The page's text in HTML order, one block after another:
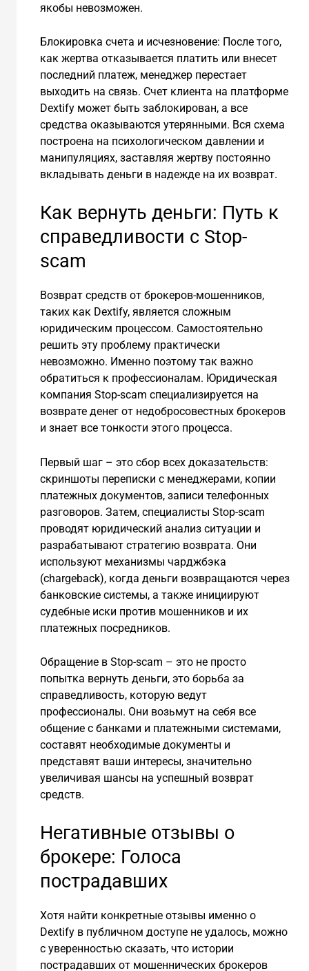
якобы невозможен.
Блокировка счета и исчезновение: После того,
как жертва отказывается платить или внесет
последний платеж, менеджер перестает
выходить на связь. Счет клиента на платформе
Dextify может быть заблокирован, а все
средства оказываются утерянными. Вся схема
построена на психологическом давлении и
манипуляциях, заставляя жертву постоянно
вкладывать деньги в надежде на их возврат.
Как вернуть деньги: Путь к
справедливости с Stop-
scam
Возврат средств от брокеров-мошенников,
таких как Dextify, является сложным
юридическим процессом. Самостоятельно
решить эту проблему практически
невозможно. Именно поэтому так важно
обратиться к профессионалам. Юридическая
компания Stop-scam специализируется на
возврате денег от недобросовестных брокеров
и знает все тонкости этого процесса.
Первый шаг – это сбор всех доказательств:
скриншоты переписки с менеджерами, копии
платежных документов, записи телефонных
разговоров. Затем, специалисты Stop-scam
проводят юридический анализ ситуации и
разрабатывают стратегию возврата. Они
используют механизмы чарджбэка
(chargeback), когда деньги возвращаются через
банковские системы, а также инициируют
судебные иски против мошенников и их
платежных посредников.
Обращение в Stop-scam – это не просто
попытка вернуть деньги, это борьба за
справедливость, которую ведут
профессионалы. Они возьмут на себя все
общение с банками и платежными системами,
составят необходимые документы и
представят ваши интересы, значительно
увеличивая шансы на успешный возврат
средств.
Негативные отзывы о
брокере: Голоса
пострадавших
Хотя найти конкретные отзывы именно о
Dextify в публичном доступе не удалось, можно
с уверенностью сказать, что истории
пострадавших от мошеннических брокеров